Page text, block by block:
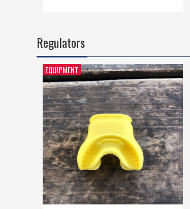
Regulators
EQUIPMENT